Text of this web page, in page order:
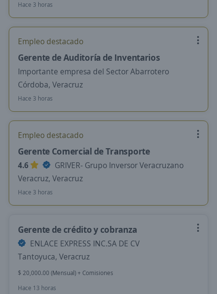
Hace 3 horas
Empleo destacado
Gerente de Auditoría de Inventarios
Importante empresa del Sector Abarrotero
Córdoba, Veracruz
Hace 3 horas
Empleo destacado
Gerente Comercial de Transporte
4.6
GRIVER- Grupo Inversor Veracruzano
Veracruz, Veracruz
Hace 3 horas
Gerente de crédito y cobranza
ENLACE EXPRESS INC.SA DE CV
Tantoyuca, Veracruz
$ 20,000.00 (Mensual) + Comisiones
Hace 13 horas